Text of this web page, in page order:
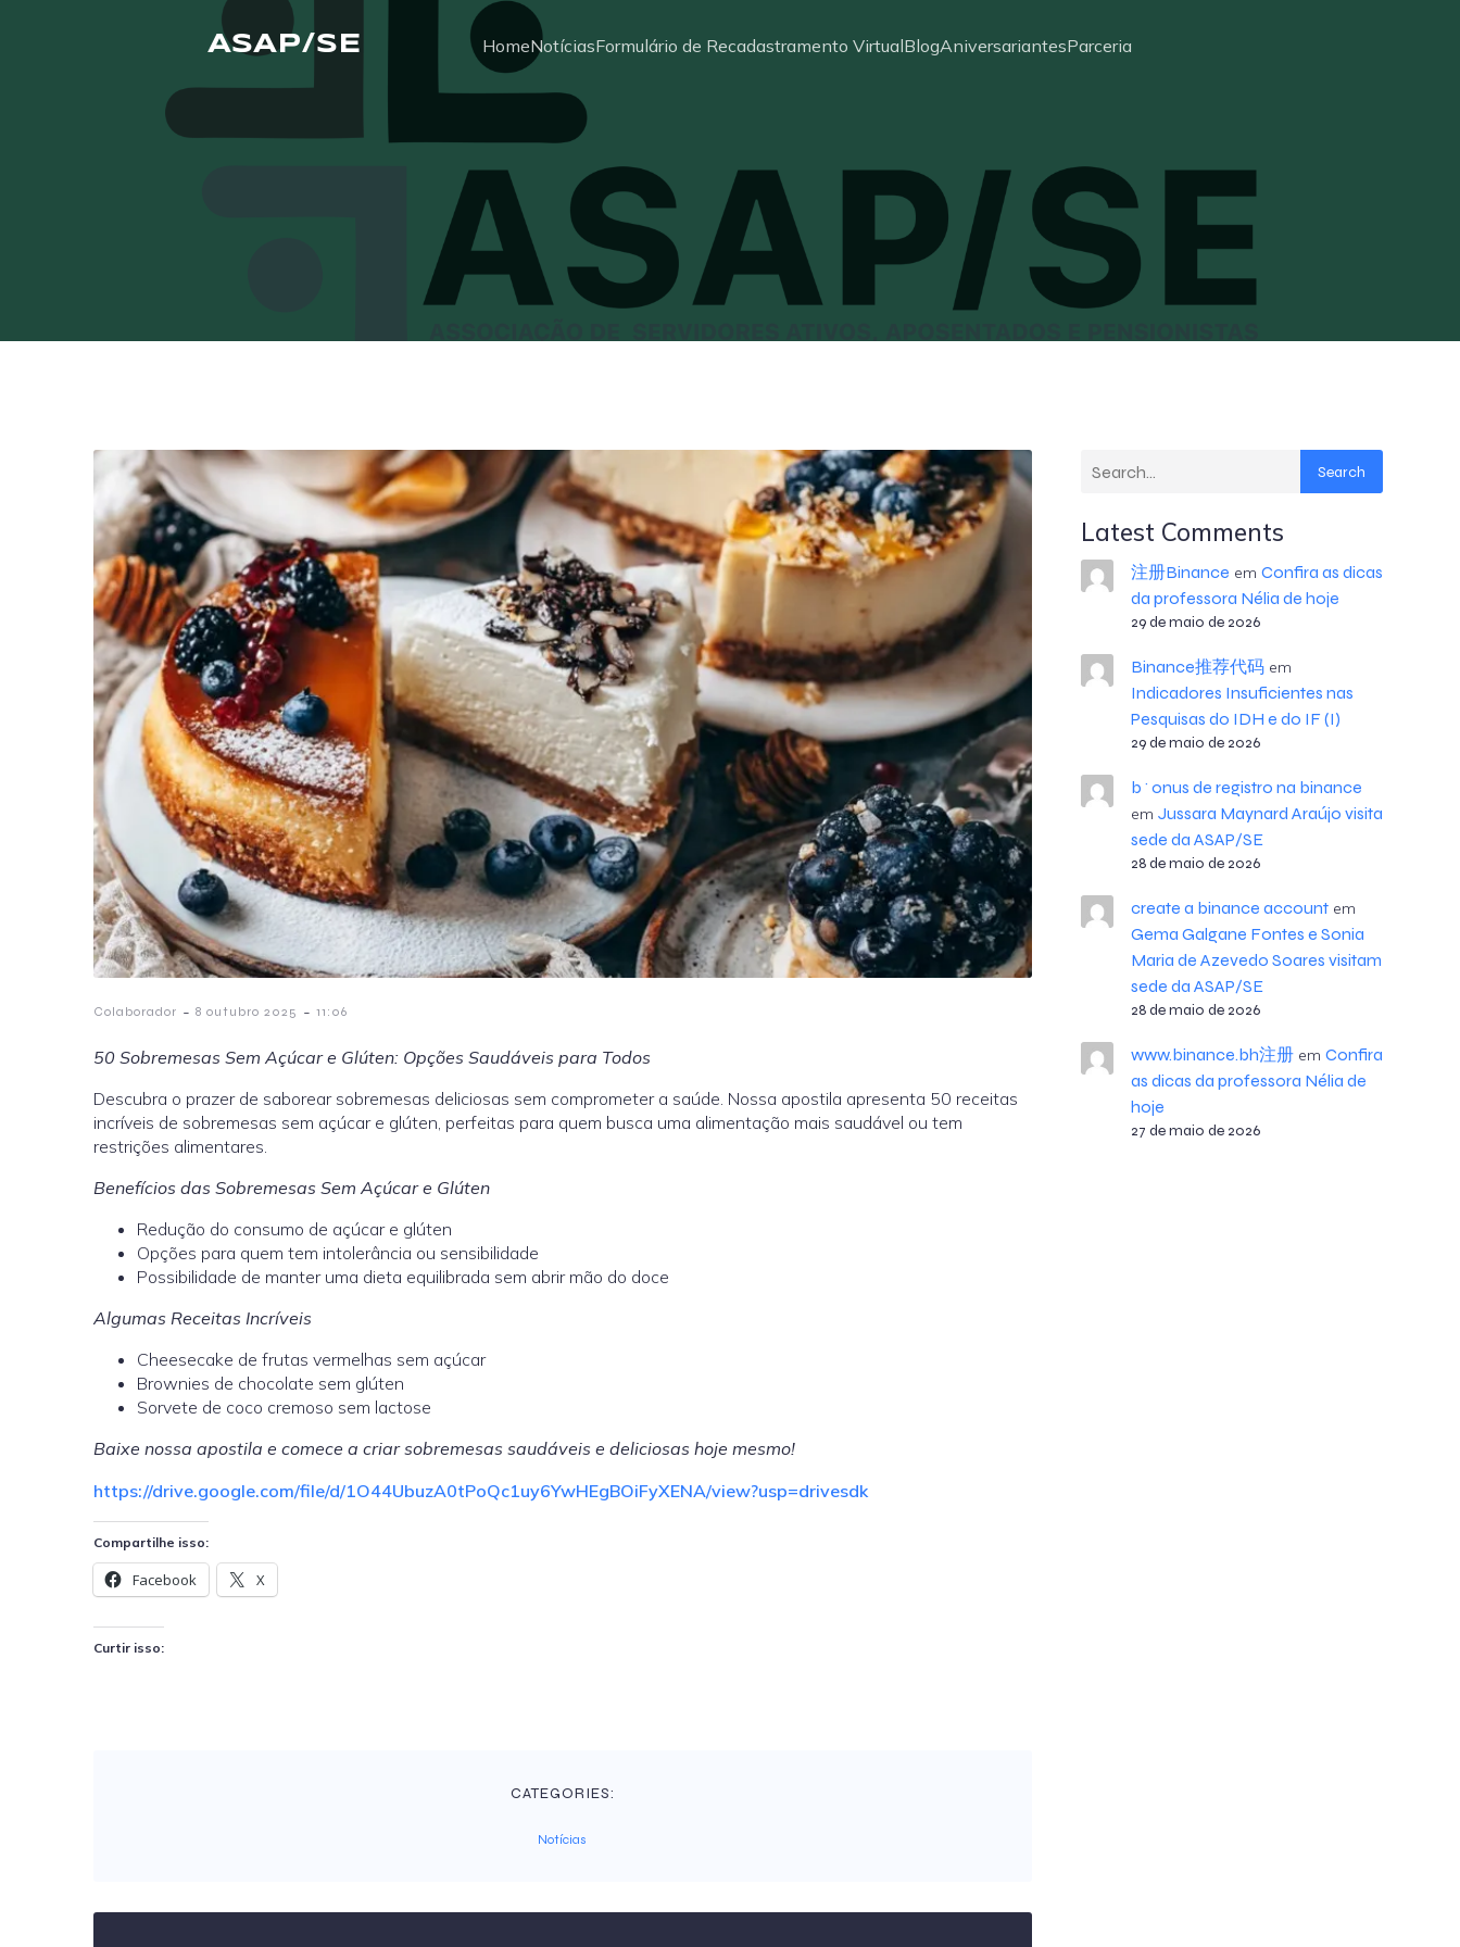
ASAP/SE HomeNotíciasFormulário de Recadastramento VirtualBlogAniversariantesParceria
Colaborador - 8 outubro 2025 - 11:06
50 Sobremesas Sem Açúcar e Glúten: Opções Saudáveis para Todos
Descubra o prazer de saborear sobremesas deliciosas sem comprometer a saúde. Nossa apostila apresenta 50 receitas
incríveis de sobremesas sem açúcar e glúten, perfeitas para quem busca uma alimentação mais saudável ou tem
restrições alimentares.
Benefícios das Sobremesas Sem Açúcar e Glúten
Redução do consumo de açúcar e glúten
Opções para quem tem intolerância ou sensibilidade
Possibilidade de manter uma dieta equilibrada sem abrir mão do doce
Algumas Receitas Incríveis
Cheesecake de frutas vermelhas sem açúcar
Brownies de chocolate sem glúten
Sorvete de coco cremoso sem lactose
Baixe nossa apostila e comece a criar sobremesas saudáveis e deliciosas hoje mesmo!
https://drive.google.com/file/d/1O44UbuzA0tPoQc1uy6YwHEgBOiFyXENA/view?usp=drivesdk
Compartilhe isso:
Facebook X
Curtir isso:
CATEGORIES:
Notícias
Search
Latest Comments
注册Binance em Confira as dicas
da professora Nélia de hoje
29 de maio de 2026
Binance推荐代码em
Indicadores Insuficientes nas
Pesquisas do IDH e do IF (I)
29 de maio de 2026
b^onus de registro na binance
em Jussara Maynard Araújo visita
sede da ASAP/SE
28 de maio de 2026
create a binance accountem
Gema Galgane Fontes e Sonia
Maria de Azevedo Soares visitam
sede da ASAP/SE
28 de maio de 2026
www.binance.bh注册em Confira
as dicas da professora Nélia de
hoje
27 de maio de 2026